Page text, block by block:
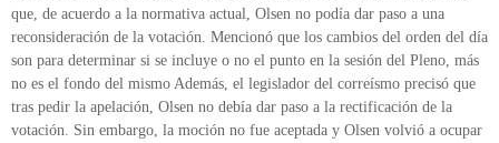
que, de acuerdo a la normativa actual, Olsen no podía dar paso a una
reconsideración de la votación. Mencionó que los cambios del orden del día
son para determinar si se incluye o no el punto en la sesión del Pleno, más
no es el fondo del mismo Además, el legislador del correísmo precisó que
tras pedir la apelación, Olsen no debía dar paso a la rectificación de la
votación. Sin embargo, la moción no fue aceptada y Olsen volvió a ocupar